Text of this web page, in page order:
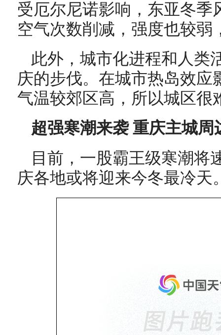
受厄尔尼诺影响，东亚冬季
空气次数削减，强度也较弱
此外，城市化进程和人类
庆的步伐。在城市热岛效应
气温较郊区高，所以城区很
超强寒潮来袭 重庆主城周
目前，一股霸王级寒潮将
庆各地或将迎来今冬最冷天